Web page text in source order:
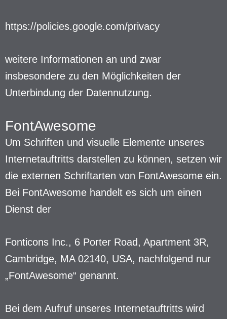
https://policies.google.com/privacy
weitere Informationen an und zwar
insbesondere zu den Möglichkeiten der
Unterbindung der Datennutzung.
FontAwesome
Um Schriften und visuelle Elemente unseres
Internetauftritts darstellen zu können, setzen wir
die externen Schriftarten von FontAwesome ein.
Bei FontAwesome handelt es sich um einen
Dienst der
Fonticons Inc., 6 Porter Road, Apartment 3R,
Cambridge, MA 02140, USA, nachfolgend nur
„FontAwesome“ genannt.
Bei dem Aufruf unseres Internetauftritts wird